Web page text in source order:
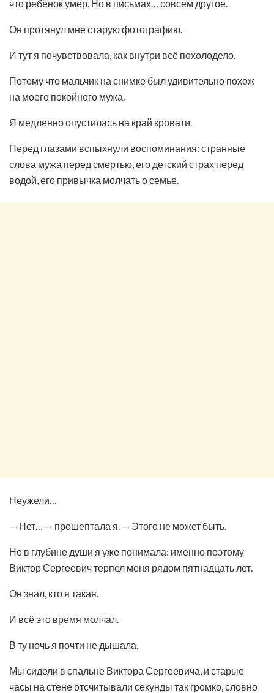
что ребёнок умер. Но в письмах… совсем другое.
Он протянул мне старую фотографию.
И тут я почувствовала, как внутри всё похолодело.
Потому что мальчик на снимке был удивительно похож
на моего покойного мужа.
Я медленно опустилась на край кровати.
Перед глазами вспыхнули воспоминания: странные
слова мужа перед смертью, его детский страх перед
водой, его привычка молчать о семье.
Неужели…
— Нет… — прошептала я. — Этого не может быть.
Но в глубине души я уже понимала: именно поэтому
Виктор Сергеевич терпел меня рядом пятнадцать лет.
Он знал, кто я такая.
И всё это время молчал.
В ту ночь я почти не дышала.
Мы сидели в спальне Виктора Сергеевича, и старые
часы на стене отсчитывали секунды так громко, словно